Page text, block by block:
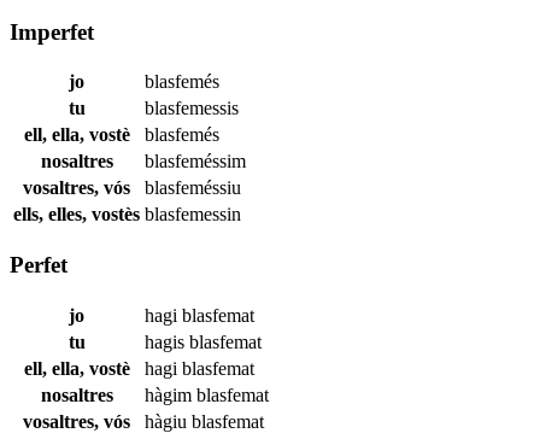
Imperfet
jo
blasfemés
tu
blasfemessis
ell, ella, vostè
blasfemés
nosaltres
blasfeméssim
vosaltres, vós
blasfeméssiu
ells, elles, vostès blasfemessin
Perfet
jo hagi blasfemat
tu
hagis blasfemat
ell, ella, vostè
hagi blasfemat
nosaltres
hàgim blasfemat
vosaltres, vós
hàgiu blasfemat